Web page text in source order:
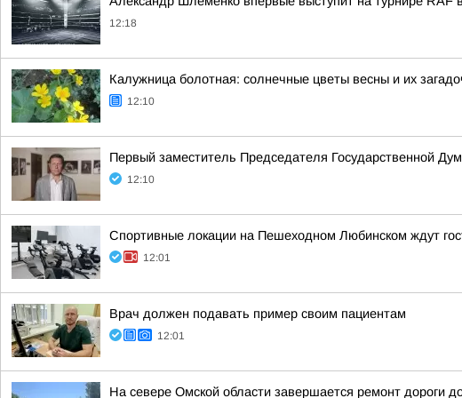
12:18
Калужница болотная: солнечные цветы весны и их
12:10
Первый заместитель Председателя Государственной
12:10
Спортивные локации на Пешеходном Любинском ждут
12:01
Врач должен подавать пример своим пациентам
12:01
На севере Омской области завершается ремонт дороги